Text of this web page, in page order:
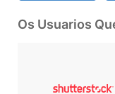
Os Usuarios